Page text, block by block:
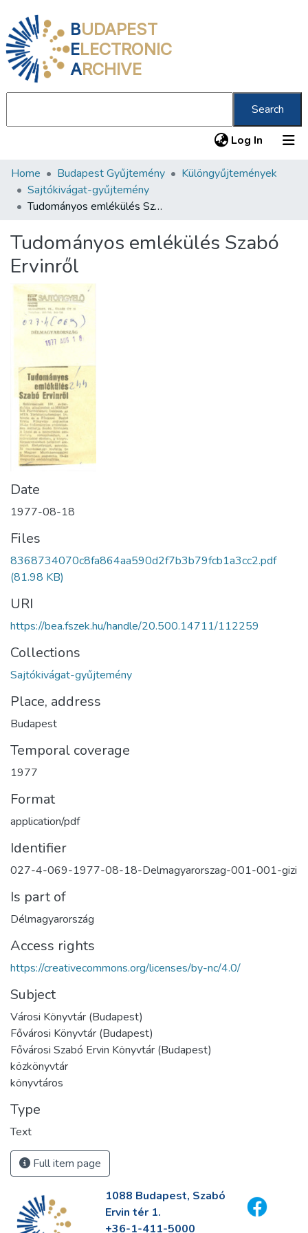
BUDAPEST
ELECTRONIC
ARCHIVE
Search
Log In (current)
Communities & Collections
All of DSpace
About us
Home Budapest Gyűjtemény
Különgyűjtemények
Sajtókivágat-gyűjtemény
Tudományos emlékülés Szabó Ervinről
Tudományos emlékülés Szabó
Ervinről
Date
1977-08-18
Files
8368734070c8fa864aa590d2f7b3b79fcb1a3cc2.pdf
(81.98 KB)
URI
https://bea.fszek.hu/handle/20.500.14711/112259
Collections
Sajtókivágat-gyűjtemény
Place, address
Budapest
Temporal coverage
1977
Format
application/pdf
Identifier
027-4-069-1977-08-18-Delmagyarorszag-001-001-gizi
Is part of
Délmagyarország
Access rights
https://creativecommons.org/licenses/by-nc/4.0/
Subject
Városi Könyvtár (Budapest)
Fővárosi Könyvtár (Budapest)
Fővárosi Szabó Ervin Könyvtár (Budapest)
közkönyvtár
könyvtáros
Type
Text
Full item page
1088 Budapest, Szabó
Ervin tér 1.
+36-1-411-5000